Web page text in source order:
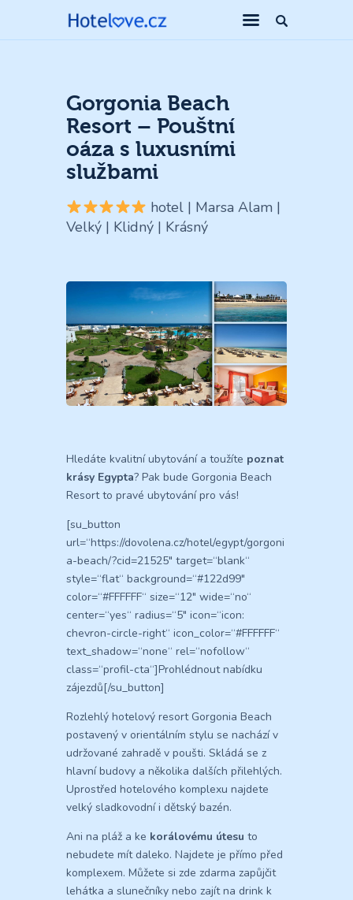
Gorgonia Beach
Resort – Pouštní
oáza s luxusními
službami
hotel | Marsa Alam |
Velký | Klidný | Krásný
Hledáte kvalitní ubytování a toužíte poznat
krásy Egypta? Pak bude Gorgonia Beach
Resort to pravé ubytování pro vás!
[su_button
url=“https://dovolena.cz/hotel/egypt/gorgoni
a-beach/?cid=21525″ target=“blank“
style=“flat“ background=“#122d99″
color=“#FFFFFF“ size=“12″ wide=“no“
center=“yes“ radius=“5″ icon=“icon:
chevron-circle-right“ icon_color=“#FFFFFF“
text_shadow=“none“ rel=“nofollow“
class=“profil-cta“]Prohlédnout nabídku
zájezdů[/su_button]
Rozlehlý hotelový resort Gorgonia Beach
postavený v orientálním stylu se nachází v
udržované zahradě v poušti. Skládá se z
hlavní budovy a několika dalších přilehlých.
Uprostřed hotelového komplexu najdete
velký sladkovodní i dětský bazén.
Ani na pláž a ke korálovému útesu to
nebudete mít daleko. Najdete je přímo před
komplexem. Můžete si zde zdarma zapůjčit
lehátka a slunečníky nebo zajít na drink k